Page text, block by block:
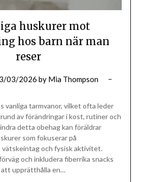
huskurer mot
hos barn när man
reser
03/2026 by Mia Thompson
vanliga tarmvanor, vilket ofta leder
av förändringar i kost, rutiner och
detta obehag kan föräldrar
som fokuserar på
och fysisk aktivitet.
och inkludera fiberrika snacks
att upprätthålla en…